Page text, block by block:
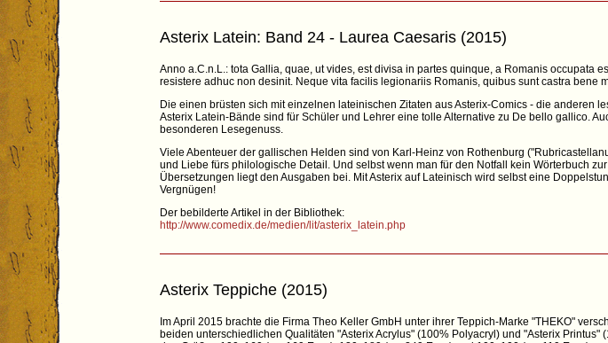
Asterix Latein: Band 24 - Laurea Caesaris (2015)
Anno a.C.n.L.: tota Gallia, quae, ut vides, est divisa in partes quinque, a Romanis occupata
resistere adhuc non desinit. Neque vita facilis legionariis Romanis, quibus sunt castra bene
Die einen brüsten sich mit einzelnen lateinischen Zitaten aus Asterix-Comics - die anderen
Asterix Latein-Bände sind für Schüler und Lehrer eine tolle Alternative zu De bello gallico.
besonderen Lesegenuss.
Viele Abenteuer der gallischen Helden sind von Karl-Heinz von Rothenburg
und Liebe fürs philologische Detail. Und selbst wenn man für den Notfall kein Wörterbuch
Übersetzungen liegt den Ausgaben bei. Mit Asterix auf Lateinisch wird selbst eine
Vergnügen!
Der bebilderte Artikel in der Bibliothek:
http://www.comedix.de/medien/lit/asterix_latein.php
Asterix Teppiche (2015)
Im April 2015 brachte die Firma Theo Keller GmbH unter ihrer Teppich-Marke "THEKO"
beiden unterschiedlichen Qualitäten "Asterix Acrylus" (100% Polyacryl) und "Asterix